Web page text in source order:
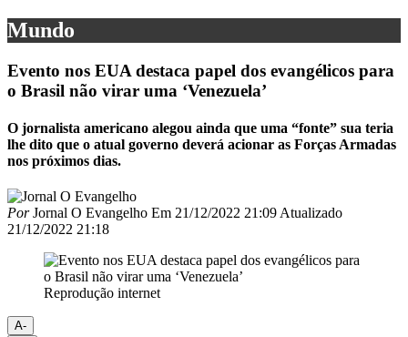
Mundo
Evento nos EUA destaca papel dos evangélicos para
o Brasil não virar uma ‘Venezuela’
O jornalista americano alegou ainda que uma “fonte” sua teria
lhe dito que o atual governo deverá acionar as Forças Armadas
nos próximos dias.
PorJornal O Evangelho Em 21/12/2022 21:09 Atualizado
21/12/2022 21:18
Reprodução internet
A-